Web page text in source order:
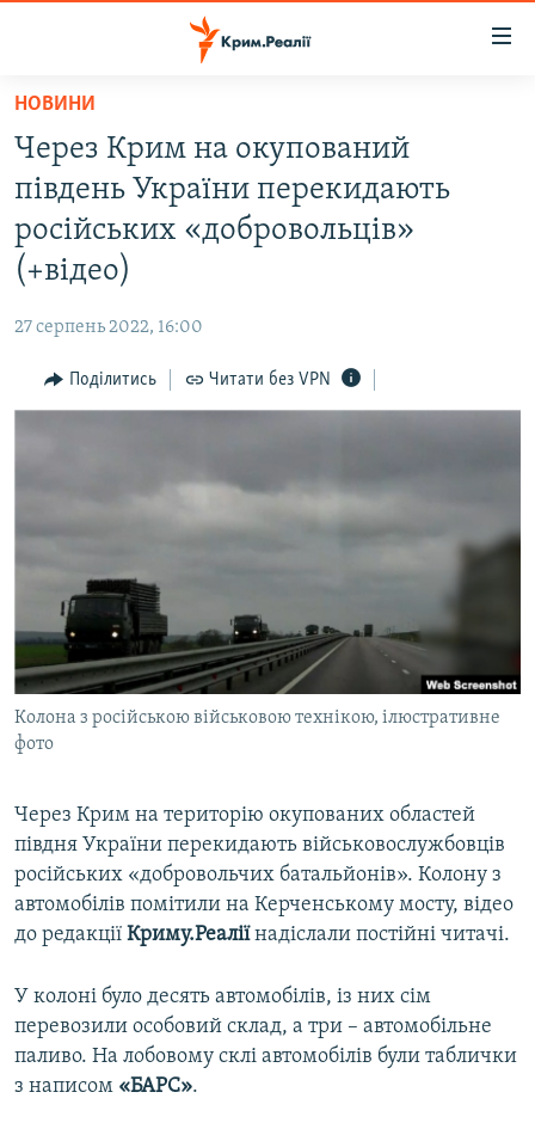
Перейти
основного
матеріалу
Перейти
до
основної
Перейти
пошуку
ВОДА.КРИМ
ВІДЕО ТА ФОТО
ПОЛІТИКА
ПОГЛЯД
ІНТЕРВ'Ю
СВІДЧЕННЯ ОКУПАЦІЇ
УКРАЇНСЬКА ПРОБЛЕМА КРИМУ
ІНФОГРАФІКА
Русский
Qırımtatar
ДОЛУЧАЙСЯ!
НОВИНИ
Через Крим на окупований
південь України перекидають
російських «добровольців»
(+відео)
27 серпень 2022, 16:00
Поділитись Читати без VPN
Колона з російською військовою технікою, ілюстративне
фото
Через Крим на територію окупованих областей
півдня України перекидають військовослужбовців
російських «добровольчих батальйонів». Колону з
автомобілів помітили на Керченському мосту, відео
до редакції Криму.Реаліїнадіслали постійні читачі.
У колоні було десять автомобілів, із них сім
перевозили особовий склад, а три – автомобільне
паливо. На лобовому склі автомобілів були таблички
з написом «БАРС».